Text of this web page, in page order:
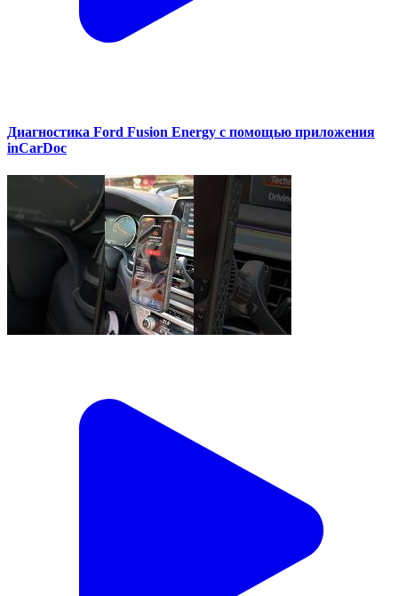
Диагностика Ford Fusion Energy с помощью приложения
inCarDoc